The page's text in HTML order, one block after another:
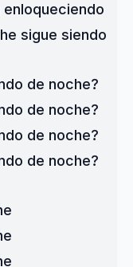
sigue siendo
de noche?
de noche?
de noche?
de noche?